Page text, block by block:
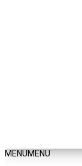
MENUMENU